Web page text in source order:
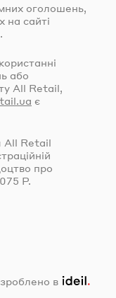
оголошень,
на сайті
або
All Retail,
є
All Retail
про
Р.
зроблено в ideil.